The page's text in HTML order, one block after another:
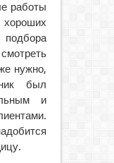
работы
нужно,
был
и